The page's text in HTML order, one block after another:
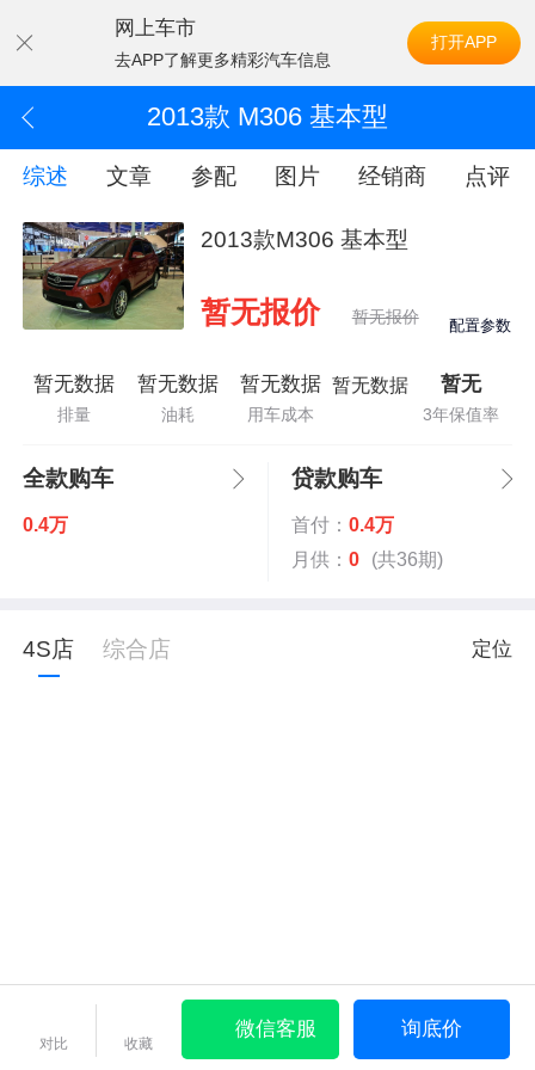
网上车市
去APP了解更多精彩汽车信息
打开APP
2013款 M306 基本型
综述 文章 参配 图片 经销商 点评
2013款M306 基本型
暂无报价 暂无报价 配置参数
暂无数据
排量
暂无数据
油耗
暂无数据
用车成本
暂无数据 暂无
3年保值率
全款购车
0.4万
贷款购车
首付： 0.4万
月供： 0 (共36期)
4S店 综合店 定位
对比 收藏
微信客服 询底价